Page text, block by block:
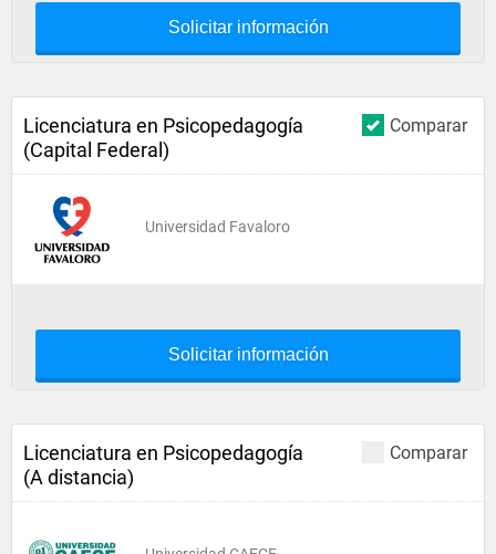
Solicitar información
Comparar
Licenciatura en Psicopedagogía
(Capital Federal)
Universidad Favaloro
Solicitar información
Comparar
Licenciatura en Psicopedagogía
(A distancia)